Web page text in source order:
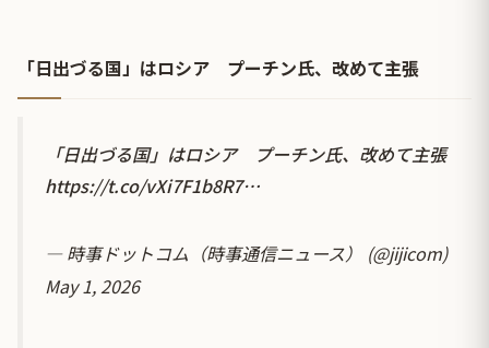
「日出づる国」はロシア プーチン氏、改めて主張
「日出づる国」はロシア プーチン氏、改めて主張
https://t.co/vXi7F1b8R7…
— 時事ドットコム（時事通信ニュース） (@jijicom)
May 1, 2026